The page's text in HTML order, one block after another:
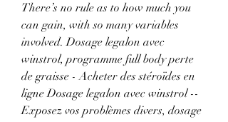
There’s no rule as to how much you
can gain, with so many variables
involved. Dosage legalon avec
winstrol, programme full body perte
de graisse - Acheter des stéroïdes en
ligne Dosage legalon avec winstrol --
Exposez vos problèmes divers, dosage